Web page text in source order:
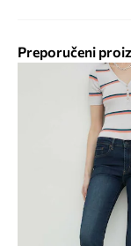
Preporučeni